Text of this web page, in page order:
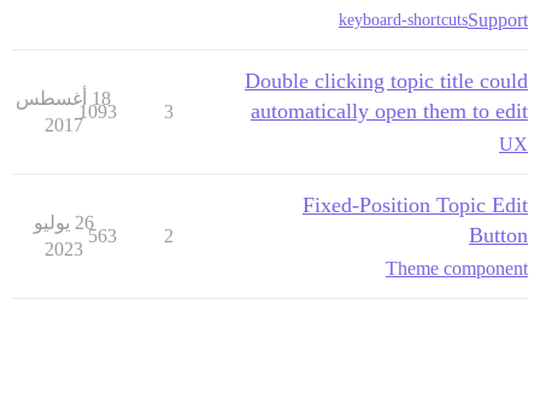
Support
keyboard-shortcuts
Double clicking topic title could
automatically open them to edit
UX
3
1093
18 أغسطس
2017
Fixed-Position Topic Edit
Button
Theme component
2
563
26 يوليو
2023